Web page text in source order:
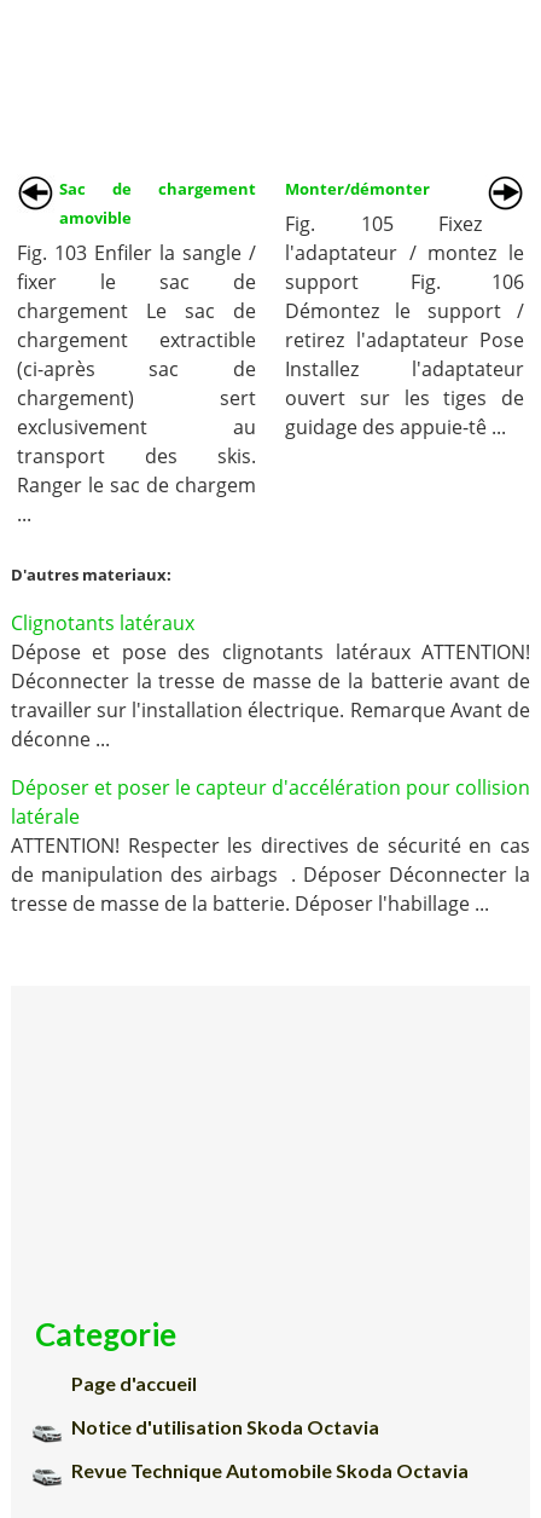
Sac de chargement
amovible
Fig. 103 Enfiler la sangle /
fixer le sac de
chargement Le sac de
chargement extractible
(ci-après sac de
chargement) sert
exclusivement au
transport des skis.
Ranger le sac de chargem
...
Monter/démonter
Fig. 105 Fixez
l'adaptateur / montez le
support Fig. 106
Démontez le support /
retirez l'adaptateur Pose
Installez l'adaptateur
ouvert sur les tiges de
guidage des appuie-tê ...
D'autres materiaux:
Clignotants latéraux
Dépose et pose des clignotants latéraux ATTENTION!
Déconnecter la tresse de masse de la batterie avant de
travailler sur l'installation électrique. Remarque Avant de
déconne ...
Déposer et poser le capteur d'accélération pour collision
latérale
ATTENTION! Respecter les directives de sécurité en cas
de manipulation des airbags . Déposer Déconnecter la
tresse de masse de la batterie. Déposer l'habillage ...
Categorie
Page d'accueil
Notice d'utilisation Skoda Octavia
Revue Technique Automobile Skoda Octavia